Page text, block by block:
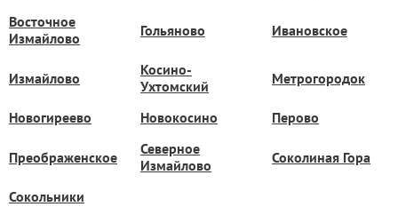
Восточное
Измайлово
Гольяново Ивановское
Измайлово
Косино-
Ухтомский
Метрогородок
Новогиреево Новокосино Перово
Преображенское
Северное
Измайлово
Соколиная Гора
Сокольники